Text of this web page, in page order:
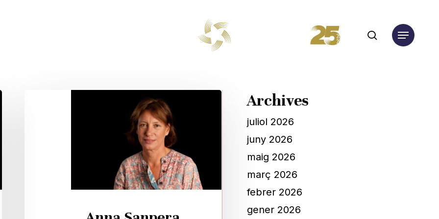
search
Menu
Archives
juliol 2026
juny 2026
maig 2026
març 2026
febrer 2026
gener 2026